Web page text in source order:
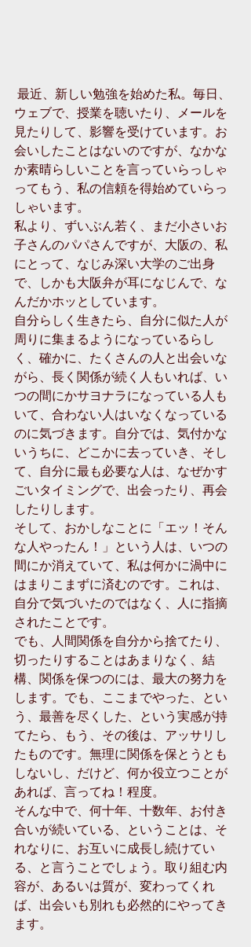
ウェブで、授業を聴いたり、メールを
見たりして、影響を受けています。お
会いしたことはないのですが、なかな
か素晴らしいことを言っていらっしゃ
ってもう、私の信頼を得始めていらっ
しゃいます。
私より、ずいぶん若く、まだ小さいお
子さんのパパさんですが、大阪の、私
にとって、なじみ深い大学のご出身
で、しかも大阪弁が耳になじんで、な
んだかホッとしています。
自分らしく生きたら、自分に似た人が
周りに集まるようになっているらし
く、確かに、たくさんの人と出会いな
がら、長く関係が続く人もいれば、い
つの間にかサヨナラになっている人も
いて、合わない人はいなくなっている
のに気づきます。自分では、気付かな
いうちに、どこかに去っていき、そし
て、自分に最も必要な人は、なぜかす
ごいタイミングで、出会ったり、再会
したりします。
そして、おかしなことに「エッ！そん
な人やったん！」という人は、いつの
間にか消えていて、私は何かに渦中に
はまりこまずに済むのです。これは、
自分で気づいたのではなく、人に指摘
されたことです。
でも、人間関係を自分から捨てたり、
切ったりすることはあまりなく、結
構、関係を保つのには、最大の努力を
します。でも、ここまでやった、とい
う、最善を尽くした、という実感が持
てたら、もう、その後は、アッサリし
たものです。無理に関係を保とうとも
しないし、だけど、何か役立つことが
あれば、言ってね！程度。
そんな中で、何十年、十数年、お付き
合いが続いている、ということは、そ
れなりに、お互いに成長し続けてい
る、と言うことでしょう。取り組む内
容が、あるいは質が、変わってくれ
ば、出会いも別れも必然的にやってき
ます。